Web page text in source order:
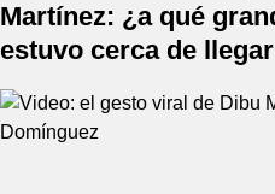
Martínez: ¿a qué
estuvo cerca de